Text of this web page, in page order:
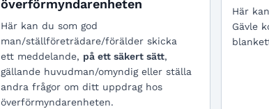
överförmyndarenheten
Här kan du som god
man/ställföreträdare/förälder skicka
ett meddelande, på ett säkert sätt,
gällande huvudman/omyndig eller ställa
andra frågor om ditt uppdrag hos
överförmyndarenheten.
Här
Gävle